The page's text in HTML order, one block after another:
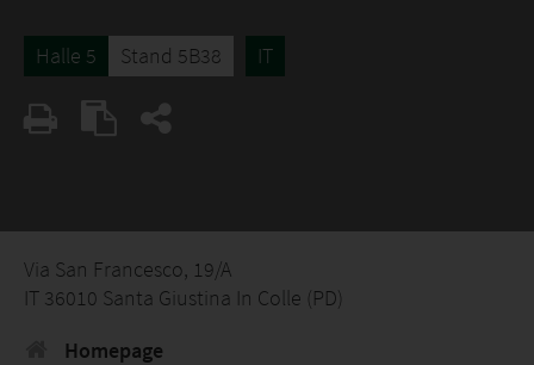
Halle 5 Stand 5B38 IT
Via San Francesco, 19/A
IT 36010 Santa Giustina In Colle (PD)
Homepage